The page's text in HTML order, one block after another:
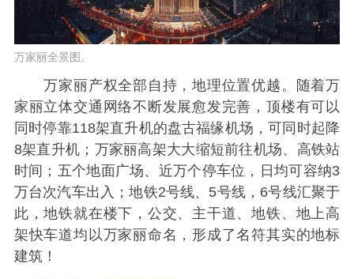
万家丽全景图。
万家丽产权全部自持，地理位置优越。随着万
家丽立体交通网络不断发展愈发完善，顶楼有可以
同时停靠118架直升机的盘古福缘机场，可同时起降
8架直升机；万家丽高架大大缩短前往机场、高铁站
时间；五个地面广场、近万个停车位，日均可容纳3
万台次汽车出入；地铁2号线、5号线，6号线汇聚于
此，地铁就在楼下，公交、主干道、地铁、地上高
架快车道均以万家丽命名，形成了名符其实的地标
建筑！